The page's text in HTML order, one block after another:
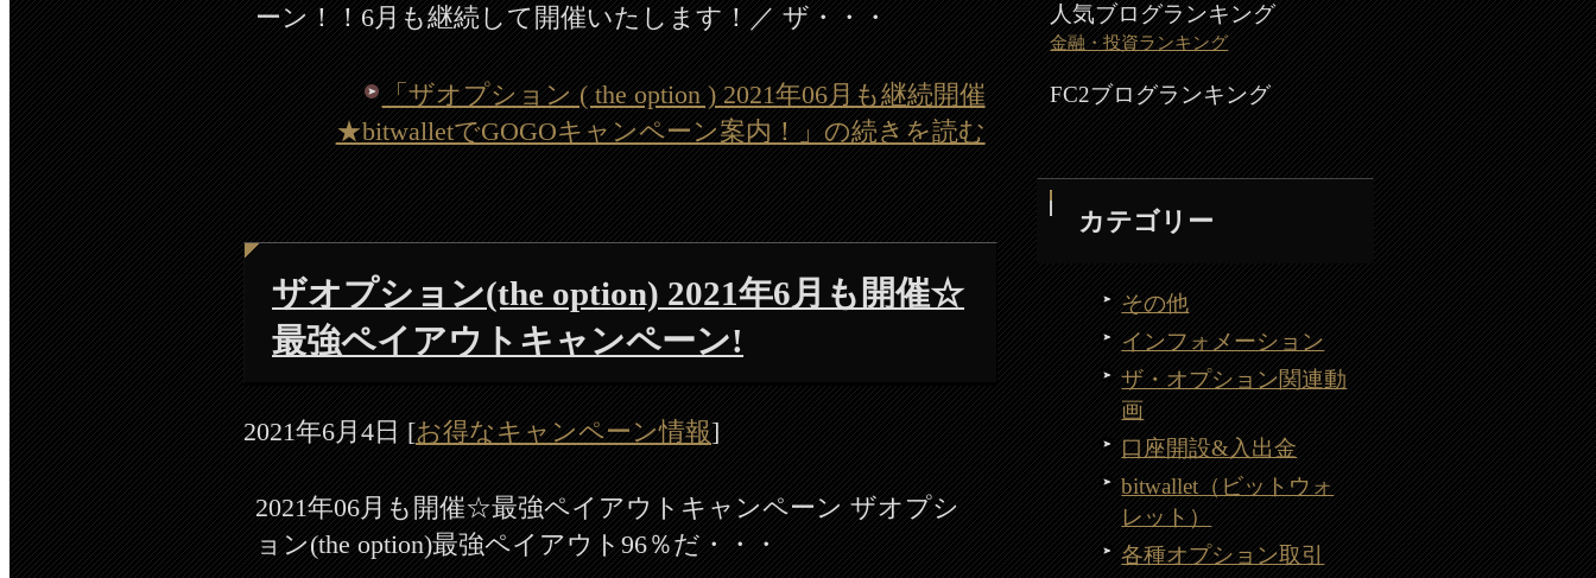
ーン！！6月も継続して開催いたします！／ ザ・・・
「ザオプション ( the option ) 2021年06月も継続開催
★bitwalletでGOGOキャンペーン案内！」の続きを読む
ザオプション(the option) 2021年6月も開催☆
最強ペイアウトキャンペーン!
2021年6月4日[お得なキャンペーン情報]
2021年06月も開催☆最強ペイアウトキャンペーン ザオプシ
ョン(the option)最強ペイアウト96％だ・・・
人気ブログランキング
金融・投資ランキング
FC2ブログランキング
カテゴリー
その他
インフォメーション
ザ・オプション関連動
画
口座開設&入出金
bitwallet（ビットウォ
レット）
各種オプション取引